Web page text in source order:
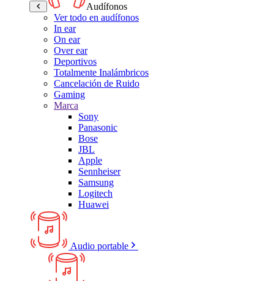
Audífonos
Ver todo en audífonos
In ear
On ear
Over ear
Deportivos
Totalmente Inalámbricos
Cancelación de Ruido
Gaming
Marca
Sony
Panasonic
Bose
JBL
Apple
Sennheiser
Samsung
Logitech
Huawei
Audio portable